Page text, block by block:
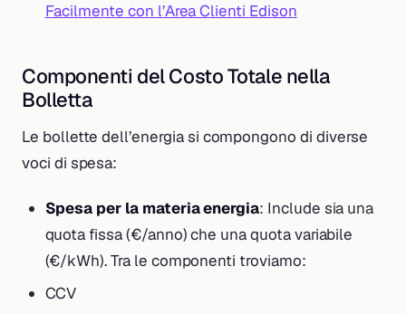
Facilmente con l’Area Clienti Edison
Componenti del Costo Totale nella
Bolletta
Le bollette dell’energia si compongono di diverse
voci di spesa:
Spesa per la materia energia: Include sia una
quota fissa (€/anno) che una quota variabile
(€/kWh). Tra le componenti troviamo:
CCV